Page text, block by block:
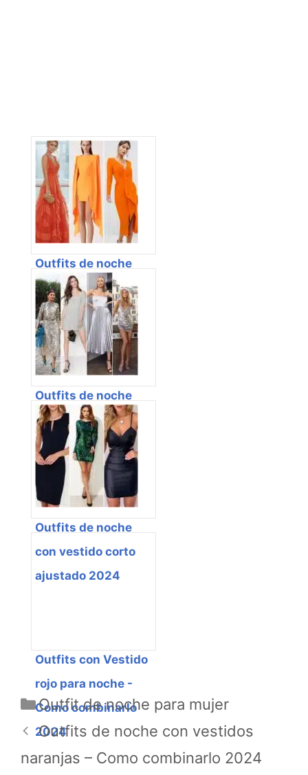
Outfits de noche
con vestidos
naranjas – Como
combinarlo 2024
Outfits de noche
con vestidos
plateado – Como
combinarlo 2024
Outfits de noche
con vestido corto
ajustado 2024
Outfits con Vestido
rojo para noche -
Como combinarlo
2024
Categorías
Outfit de noche para mujer
Outfits de noche con vestidos
naranjas – Como combinarlo 2024